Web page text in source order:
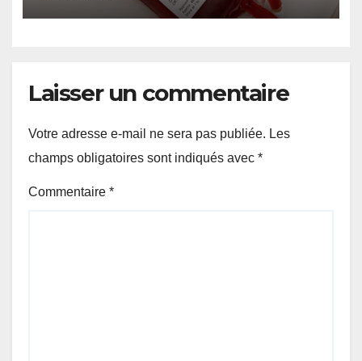
Laisser un commentaire
Votre adresse e-mail ne sera pas publiée. Les
champs obligatoires sont indiqués avec *
Commentaire *